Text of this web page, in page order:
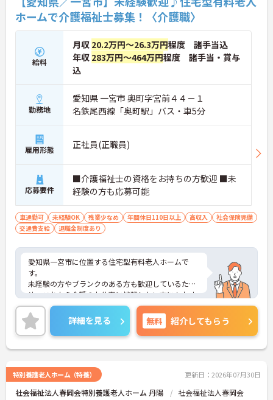
ホームで介護福祉士募集！〈介護職〉
給料
月収 20.2万円～26.3万円程度 諸手当込
年収 283万円～464万円程度 諸手当・賞与
込
勤務地
愛知県 一宮市 奥町字宮前４４－１
名鉄尾西線「奥町駅」バス・車5分
雇用形態 正社員(正職員)
応募要件
■介護福祉士の資格をお持ちの方歓迎 ■未
経験の方も応募可能
車通勤可 未経験OK 残業少なめ 年間休日110日以上 高収入
社会保険完備
交通費支給
退職金制度あり
愛知県一宮市に位置する住宅型有料老人ホームで
す。
未経験の方やブランクのある方も歓迎しているた
め、これから介護のお仕事に挑戦したい方にもおす
すめの求人です。住宅型有料老人ホームへの訪問介
護なので、ご利用者様一人ひとりに寄り添ったケア
が実践できます。また、クリニック併設で医師や看
護師との連携体制も整っており、安心して業務に取
り組める環境です。年齢を問わず活躍できる職場で
ご検討いただきたい求人です。
詳細を見る 無料 紹介してもらう
特別養護老人ホーム（特養） 更新日：2026年07月30日
社会福祉法人春岡会特別養護老人ホーム 丹陽 社会福祉法人春岡会